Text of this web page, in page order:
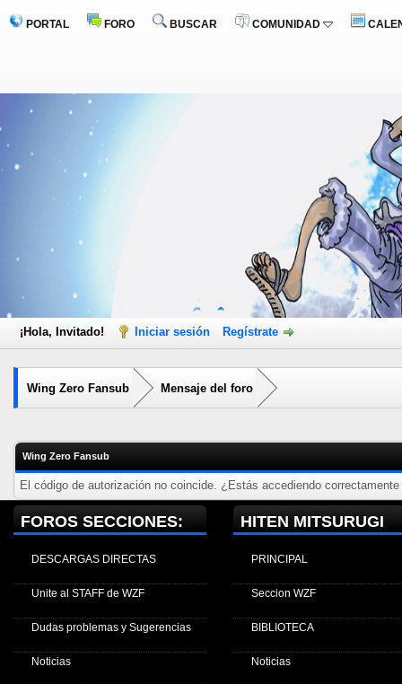
PORTAL FORO BUSCAR COMUNIDAD
¡Hola, Invitado! Iniciar sesión Regístrate
Wing Zero Fansub Mensaje del foro
Wing Zero Fansub
El código de autorización no coincide. ¿Estás accediendo
FOROS SECCIONES:
DESCARGAS DIRECTAS
Unite al STAFF de WZF
Dudas problemas y Sugerencias
Noticias
HITEN MITSURUGI
PRINCIPAL
Seccion WZF
BIBLIOTECA
Noticias